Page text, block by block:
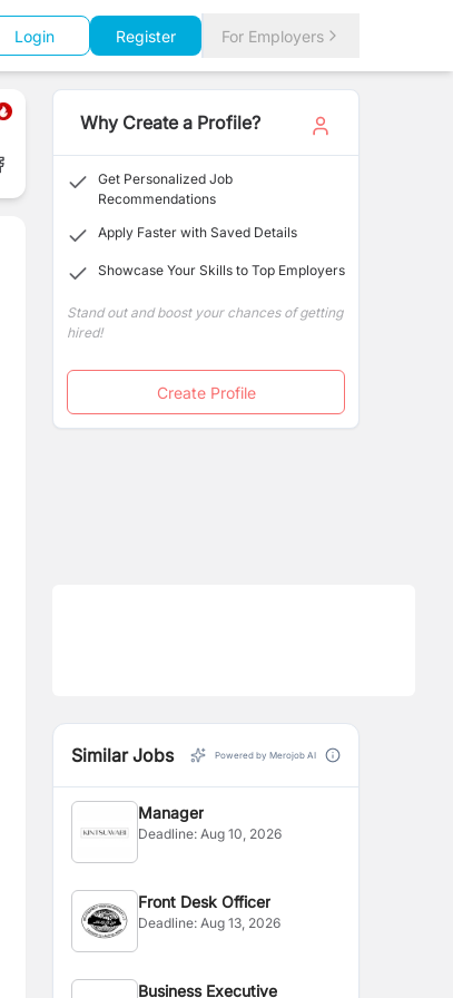
Login Register For Employers
Why Create a Profile?
Get Personalized Job
Recommendations
Apply Faster with Saved Details
Showcase Your Skills to Top Employers
Stand out and boost your chances of getting
hired!
Create Profile
Similar Jobs Powered by Merojob AI
Manager
Deadline:Aug 10, 2026
Front Desk Officer
Deadline:Aug 13, 2026
Business Executive